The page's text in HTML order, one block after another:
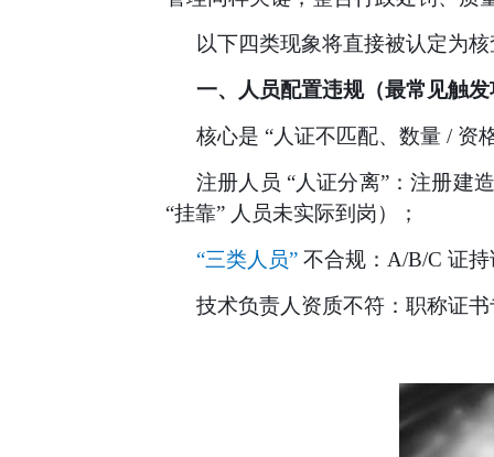
以下四类现象将直接被认定为
一、人员配置违规（最常见触
核心是 “人证不匹配、数量 / 资
注册人员 “人证分离”：注册建
“挂靠” 人员未实际到岗）；
“三类人员” 不合规：A/B/C 证
技术负责人资质不符：职称证